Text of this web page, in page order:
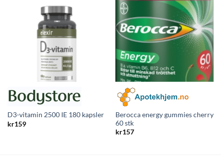
D3-vitamin 2500 IE 180 kapsler
kr159
Berocca energy gummies cherry
60 stk
kr157